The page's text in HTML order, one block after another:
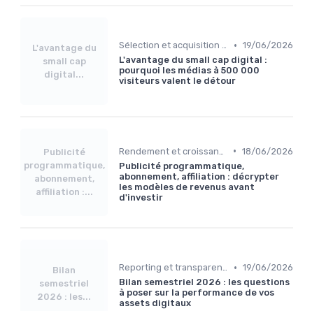
L'avantage du
small cap
digital...
Sélection et acquisition des assets • 19/06/2026
L'avantage du small cap digital :
pourquoi les médias à 500 000
visiteurs valent le détour
Publicité
programmatique,
abonnement,
affiliation :...
• 18/06/2026
Publicité programmatique,
abonnement, affiliation : décrypter
les modèles de revenus avant
d'investir
Bilan
semestriel
2026 : les...
Reporting et transparence • 19/06/2026
Bilan semestriel 2026 : les questions
à poser sur la performance de vos
assets digitaux